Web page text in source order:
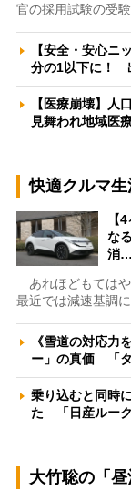
官の採用試験の受
【安全・安心ニ
分の1以下に！
【医療崩壊】人
見舞われ地域
快適クルマ
【
な
消…
あれほどもてはや
最近では減速基調
《雪道の対応力
ー」の真価 「
乗り込むと同時
た 「日産ルー
大竹聡の「昼